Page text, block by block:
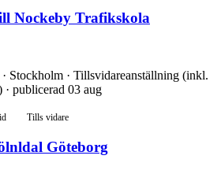
Nockeby Trafikskola
· Stockholm · Tillsvidareanställning (inkl.
publicerad 03 aug
Tills vidare
Göteborg